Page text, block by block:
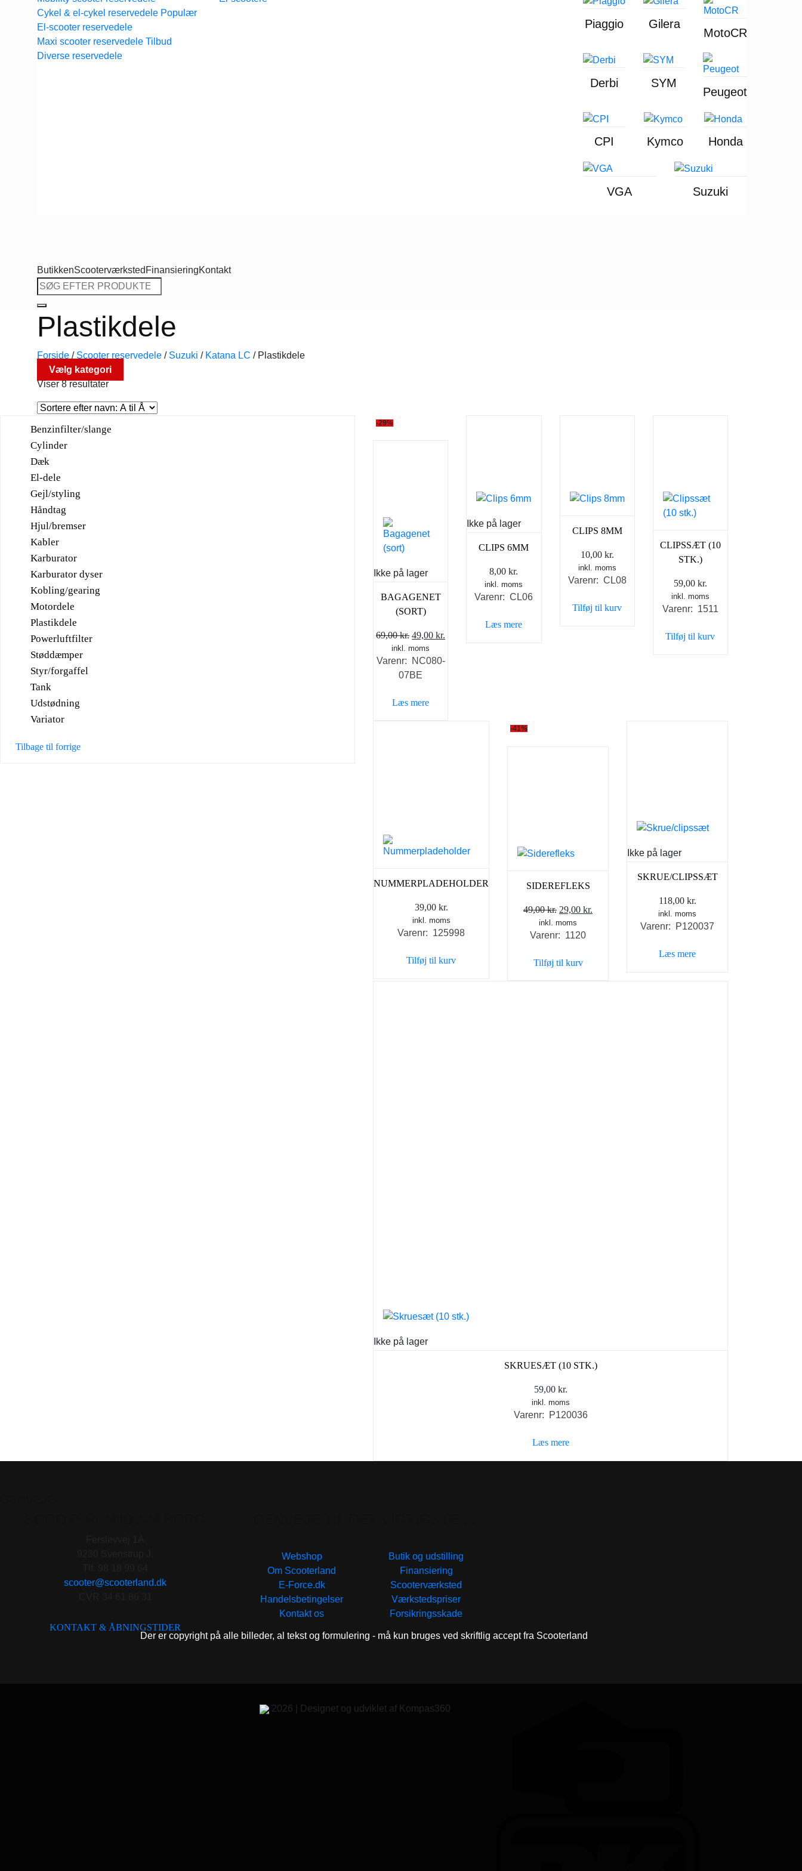
Cykel & el-cykel reservedele
El-scooter reservedele
Maxi scooter reservedele
Diverse reservedele
Piaggio Gilera
MotoCR
Derbi SYM
Peugeot
CPI Kymco Honda
VGA Suzuki
ButikkenScooterværksted FinansieringKontakt
Søg
efter:
Plastikdele
Forside / Scooter reservedele / Suzuki / Katana LC /Plastikdele
Vælg kategori
Viser 8 resultater
Benzinfilter/slange
Cylinder
Dæk
El-dele
Gejl/styling
Håndtag
Hjul/bremser
Kabler
Karburator
Karburator dyser
Kobling/gearing
Motordele
Plastikdele
Powerluftfilter
Støddæmper
Styr/forgaffel
Tank
Udstødning
Variator
Tilbage til forrige
-29%
Ikke på lager
BAGAGENET
(SORT)
69,00kr. Den
oprindelige
pris
var:
49,00kr.
pris
inkl. moms
Varenr: NC080-
07BE
Læs mere
Ikke på lager
CLIPS 6MM
8,00kr.
inkl. moms
Varenr: CL06
Læs mere
CLIPS 8MM
10,00 kr.
inkl. moms
Varenr: CL08
Tilføj til kurv
CLIPSSÆT (10
STK.)
59,00 kr.
inkl. moms
Varenr: 1511
Tilføj til kurv
NUMMERPLADEHOLDER
39,00 kr.
inkl. moms
Varenr: 125998
Tilføj til kurv
-41%
SIDEREFLEKS
49,00kr. Den
oprindelige
pris
49,00 kr..
29,00 kr.
inkl. moms
Varenr: 1120
Tilføj til kurv
Ikke på lager
SKRUE/CLIPSSÆT
118,00 kr.
inkl. moms
Varenr: P120037
Læs mere
Ikke på lager
SKRUESÆT (10 STK.)
59,00 kr.
inkl. moms
Varenr: P120036
Læs mere
scooter@scooterland.dk
KONTAKT & ÅBNINGSTIDER
Webshop
Om Scooterland
E-Force.dk
Handelsbetingelser
Kontakt os
Butik og udstilling
Finansiering
Scooterværksted
Værkstedspriser
Forsikringsskade
Der er copyright på alle billeder, al tekst og formulering - må kun bruges ved skriftlig accept fra Scooterland
2026 | Designet og udviklet af Kompas360